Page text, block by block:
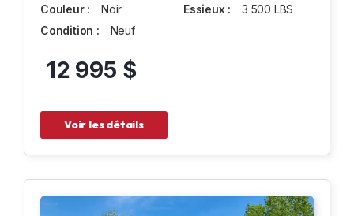
Couleur :
Noir
Condition :
Neuf
Essieux : 3 500 LBS
12 995 $
Voir les détails